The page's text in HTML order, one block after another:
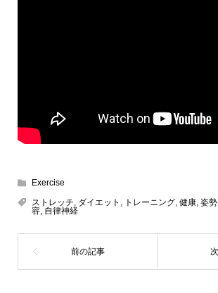
Exercise
ストレッチ ダイエット トレーニング, 健康, 姿勢,
容, 自律神経